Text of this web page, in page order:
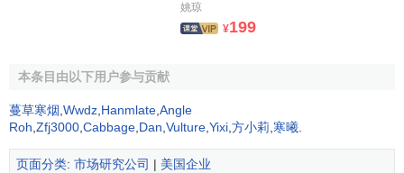
姚琼
¥199
本条目由以下用户参与贡献
蔓草寒烟 Wwdz Hanmlate Angle
Roh Zfj3000 Cabbage Dan Vulture Yixi 方小莉 寒曦
页面分类: 市场研究公司 | 美国企业